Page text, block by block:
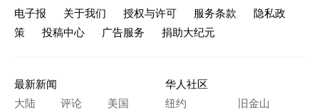
电子报 关于我们 授权与许可 服务条款
隐私政
策
投稿中心 广告服务 捐助大纪元
最新新闻
大陆
评论
美国
华人社区
纽约
旧金山